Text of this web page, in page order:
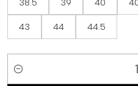
38.5 39 40
43 44 44.5
Quantidade